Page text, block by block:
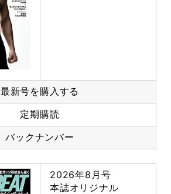
最新号を購入する
定期購読
バックナンバー
2026年8月号
本誌オリジナル